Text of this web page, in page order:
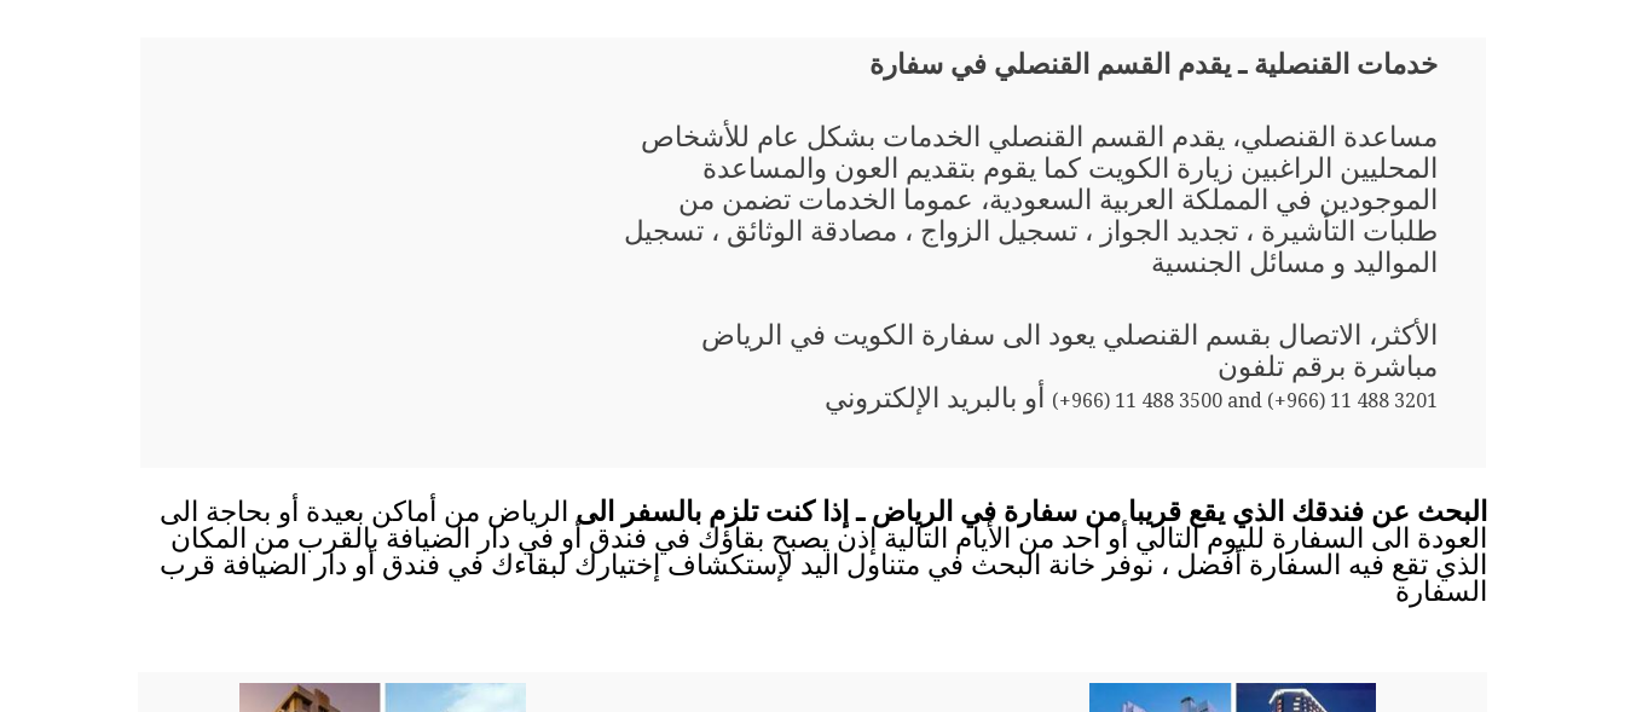
خدمات القنصلية ـ يقدم القسم القنصلي في سفارة
مساعدة القنصلي، يقدم القسم القنصلي الخدمات بشكل عام للأشخاص
المحليين الراغبين زيارة الكويت كما يقوم بتقديم العون والمساعدة
الموجودين في المملكة العربية السعودية، عموما الخدمات تضمن من
طلبات التأشيرة ، تجديد الجواز ، تسجيل الزواج ، مصادقة الوثائق ، تسجيل
المواليد و مسائل الجنسية
الأكثر، الاتصال بقسم القنصلي يعود الى سفارة الكويت في الرياض
مباشرة برقم تلفون
(+966) 11 488 3500 and (+966) 11 488 3201 أو بالبريد الإلكتروني
البحث عن فندقك الذي يقع قريبا من سفارة في الرياض ـ إذا كنت تلزم بالسفر الى الرياض من أماكن بعيدة أو بحاجة الى
العودة الى السفارة لليوم التالي أو احد من الأيام التالية إذن يصبح بقاؤك في فندق أو في دار الضيافة بالقرب من المكان
الذي تقع فيه السفارة أفضل ، نوفر خانة البحث في متناول اليد لإستكشاف إختيارك لبقاءك في فندق أو دار الضيافة قرب
السفارة